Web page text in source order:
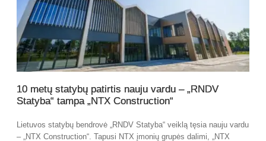
10 metų statybų patirtis nauju vardu – „RNDV
Statyba“ tampa „NTX Construction“
Lietuvos statybų bendrovė „RNDV Statyba“ veiklą tęsia nauju vardu
– „NTX Construction“. Tapusi NTX įmonių grupės dalimi, „NTX